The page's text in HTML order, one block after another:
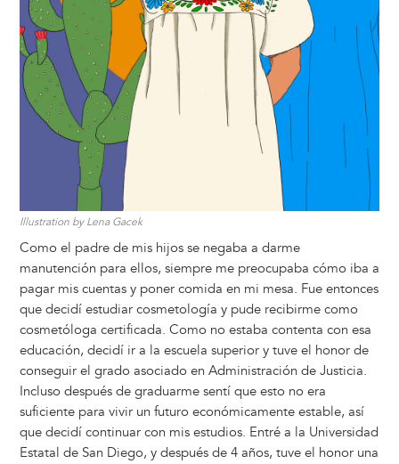
Illustration by Lena Gacek
Como el padre de mis hijos se negaba a darme
manutención para ellos, siempre me preocupaba cómo iba a
pagar mis cuentas y poner comida en mi mesa. Fue entonces
que decidí estudiar cosmetología y pude recibirme como
cosmetóloga certificada. Como no estaba contenta con esa
educación, decidí ir a la escuela superior y tuve el honor de
conseguir el grado asociado en Administración de Justicia.
Incluso después de graduarme sentí que esto no era
suficiente para vivir un futuro económicamente estable, así
que decidí continuar con mis estudios. Entré a la Universidad
Estatal de San Diego, y después de 4 años, tuve el honor una